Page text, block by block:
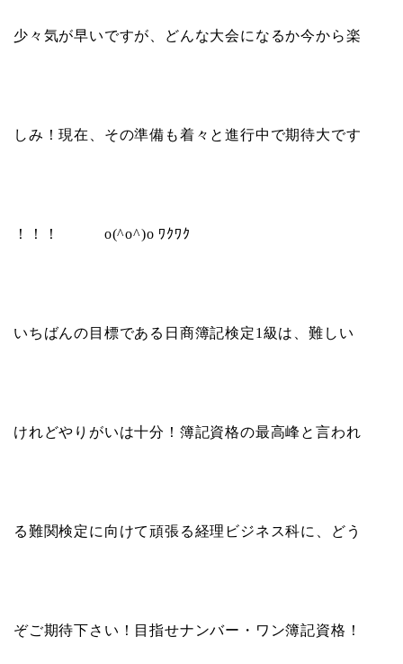
少々気が早いですが、どんな大会になるか今から楽
しみ！現在、その準備も着々と進行中で期待大です
！！！ o(^o^)o ﾜｸﾜｸ
いちばんの目標である日商簿記検定1 級は、難しい
けれどやりがいは十分！簿記資格の最高峰と言われ
る難関検定に向けて頑張る経理ビジネス科に、どう
ぞご期待下さい！目指せナンバー・ワン簿記資格！